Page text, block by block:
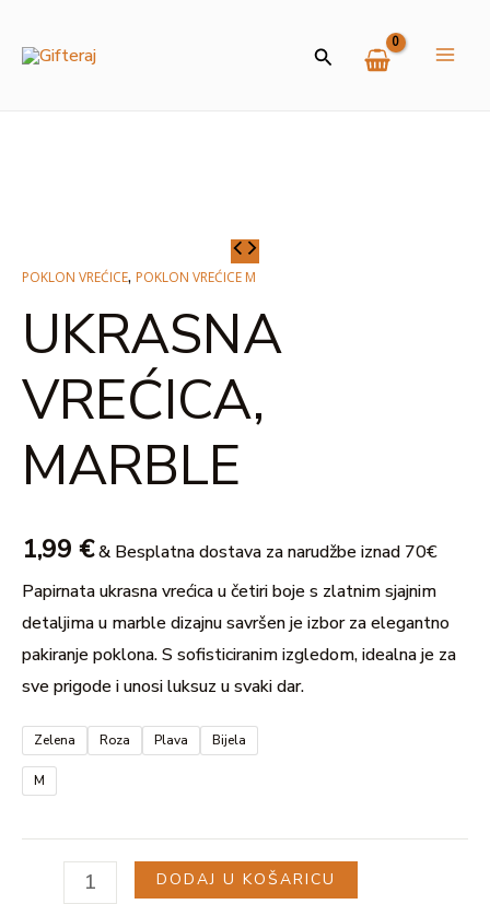
Search
POKLON VREĆICE, POKLON VREĆICE M
UKRASNA
VREĆICA,
MARBLE
1,99 €& Besplatna dostava za narudžbe iznad 70€
Papirnata ukrasna vrećica u četiri boje s zlatnim sjajnim
detaljima u marble dizajnu savršen je izbor za elegantno
pakiranje poklona. S sofisticiranim izgledom, idealna je za
sve prigode i unosi luksuz u svaki dar.
Zelena Roza Plava Bijela
M
VREĆICA,
MARBLE
količina
DODAJ U KOŠARICU